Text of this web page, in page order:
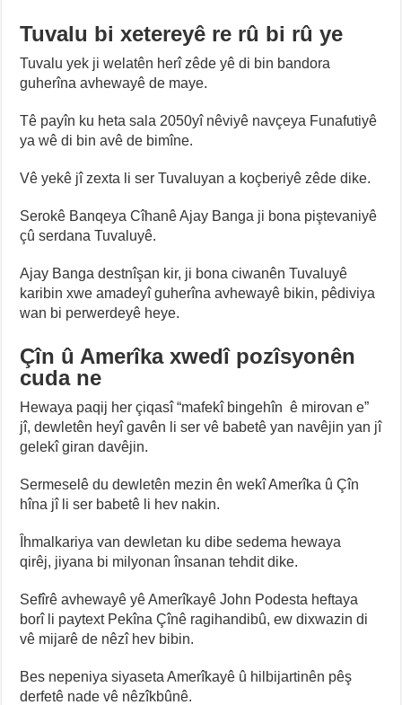
Tuvalu bi xetereyê re rû bi rû ye
Tuvalu yek ji welatên herî zêde yê di bin bandora
guherîna avhewayê de maye.
Tê payîn ku heta sala 2050yî nêviyê navçeya Funafutiyê
ya wê di bin avê de bimîne.
Vê yekê jî zexta li ser Tuvaluyan a koçberiyê zêde dike.
Serokê Banqeya Cîhanê Ajay Banga ji bona piştevaniyê
çû serdana Tuvaluyê.
Ajay Banga destnîşan kir, ji bona ciwanên Tuvaluyê
karibin xwe amadeyî guherîna avhewayê bikin, pêdiviya
wan bi perwerdeyê heye.
Çîn û Amerîka xwedî pozîsyonên
cuda ne
Hewaya paqij her çiqasî “mafekî bingehîn ê mirovan e”
jî, dewletên heyî gavên li ser vê babetê yan navêjin yan jî
gelekî giran davêjin.
Sermeselê du dewletên mezin ên wekî Amerîka û Çîn
hîna jî li ser babetê li hev nakin.
Îhmalkariya van dewletan ku dibe sedema hewaya
qirêj, jiyana bi milyonan însanan tehdit dike.
Sefîrê avhewayê yê Amerîkayê John Podesta heftaya
borî li paytext Pekîna Çînê ragihandibû, ew dixwazin di
vê mijarê de nêzî hev bibin.
Bes nepeniya siyaseta Amerîkayê û hilbijartinên pêş
derfetê nade vê nêzîkbûnê.